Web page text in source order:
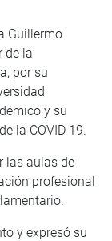
Guillermo
de la
por su
y su
la COVID 19.
las aulas de
profesional
y expresó su